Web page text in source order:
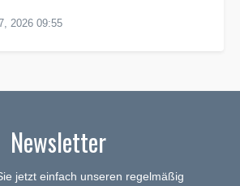
2026 09:55
Newsletter
jetzt einfach unseren regelmäßig